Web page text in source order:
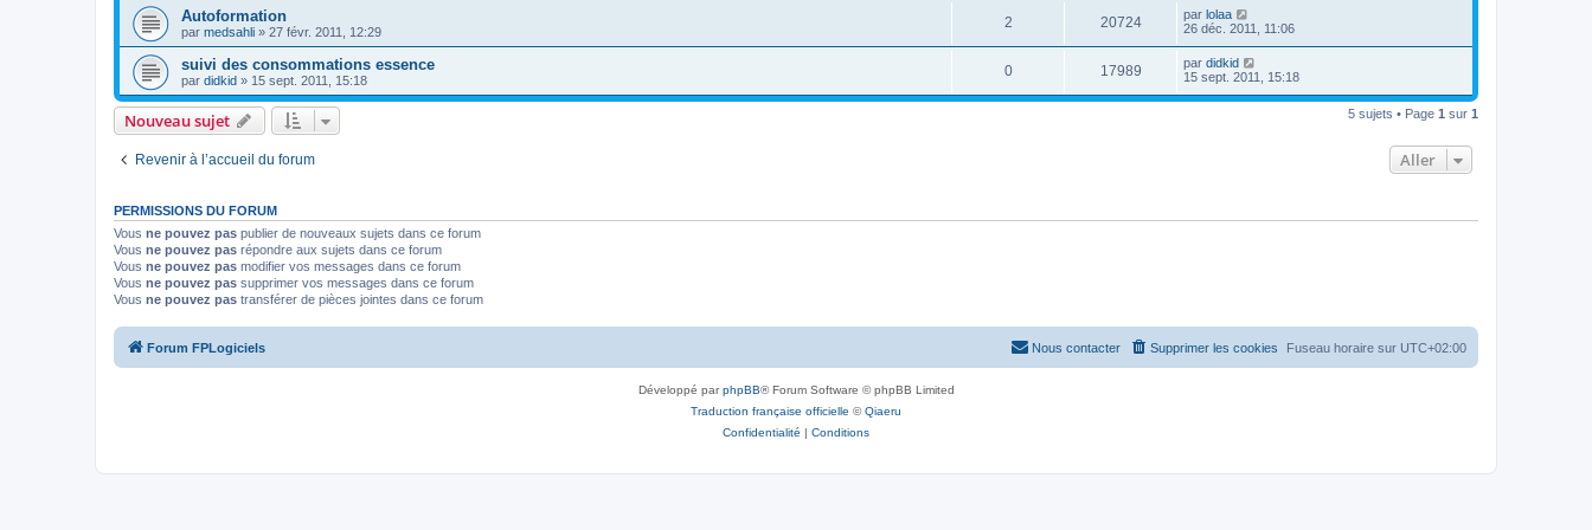
Autoformation
par medsahli » 27 févr. 2011, 12:29
2 20724 par lolaa
26 déc. 2011, 11:06
suivi des consommations essence
par didkid » 15 sept. 2011, 15:18
0 17989 par didkid
15 sept. 2011, 15:18
Nouveau sujet 5 sujets • Page 1 sur 1
Revenir à l’accueil du forum Aller
PERMISSIONS DU FORUM
Vous ne pouvez pas publier de nouveaux sujets dans ce forum
Vous ne pouvez pas répondre aux sujets dans ce forum
Vous ne pouvez pas modifier vos messages dans ce forum
Vous ne pouvez pas supprimer vos messages dans ce forum
Vous ne pouvez pas transférer de pièces jointes dans ce forum
Forum FPLogiciels Fuseau horaire sur UTC+02:00
Supprimer les cookies
Nous contacter
Développé parphpBB® Forum Software © phpBB Limited
Traduction française officielle ©Qiaeru
Confidentialité | Conditions